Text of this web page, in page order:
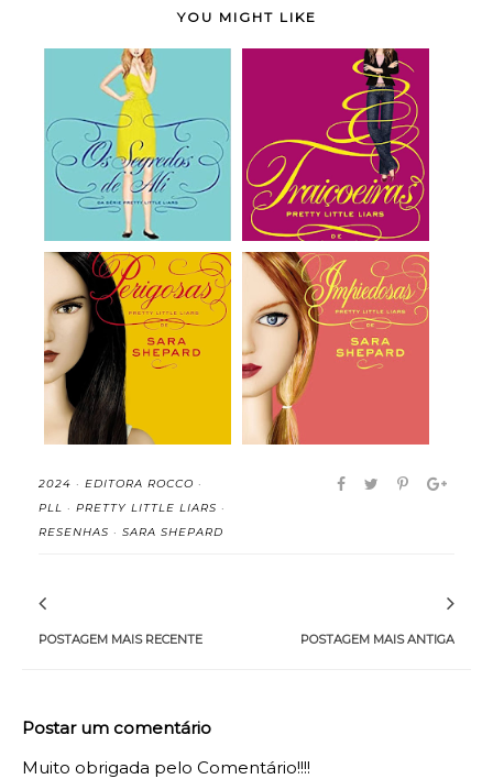
YOU MIGHT LIKE
Os Segredos de Ali
(Pretty Little L...
Traiçoeiras (Pretty
Little Liars, v...
Perigosas (Pretty Little
Liars, vol...
Impiedosas (Pretty
Little Liars, vo...
2024 · EDITORA ROCCO ·
PLL · PRETTY LITTLE LIARS ·
RESENHAS · SARA SHEPARD
POSTAGEM MAIS RECENTE POSTAGEM MAIS ANTIGA
Postar um comentário
Muito obrigada pelo Comentário!!!!